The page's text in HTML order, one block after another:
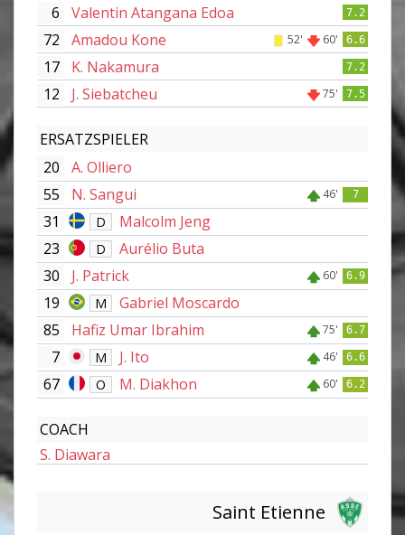
6 Valentin Atangana Edoa 7.2
72 Amadou Kone 52' 60' 6.6
17 K. Nakamura 7.2
12 J. Siebatcheu 75' 7.5
ERSATZSPIELER
20
A. Olliero
55
N. Sangui 46' 7
31 D
Malcolm Jeng
23
D
Aurélio Buta
30
J. Patrick 60' 6.9
19 M
Gabriel Moscardo
85
Hafiz Umar Ibrahim 75' 6.7
7 M J. Ito 46' 6.6
67 O M. Diakhon 60' 6.2
COACH
S. Diawara
Saint Etienne